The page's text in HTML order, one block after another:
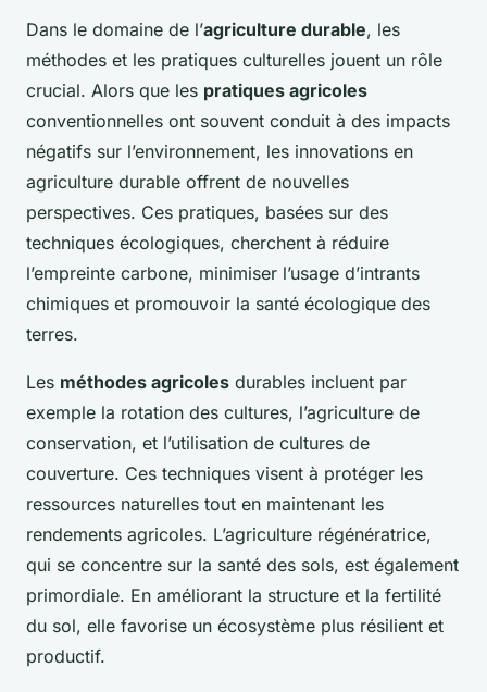
Dans le domaine de l’agriculture durable, les
méthodes et les pratiques culturelles jouent un rôle
crucial. Alors que les pratiques agricoles
conventionnelles ont souvent conduit à des impacts
négatifs sur l’environnement, les innovations en
agriculture durable offrent de nouvelles
perspectives. Ces pratiques, basées sur des
techniques écologiques, cherchent à réduire
l’empreinte carbone, minimiser l’usage d’intrants
chimiques et promouvoir la santé écologique des
terres.
Les méthodes agricoles durables incluent par
exemple la rotation des cultures, l’agriculture de
conservation, et l’utilisation de cultures de
couverture. Ces techniques visent à protéger les
ressources naturelles tout en maintenant les
rendements agricoles. L’agriculture régénératrice,
qui se concentre sur la santé des sols, est également
primordiale. En améliorant la structure et la fertilité
du sol, elle favorise un écosystème plus résilient et
productif.